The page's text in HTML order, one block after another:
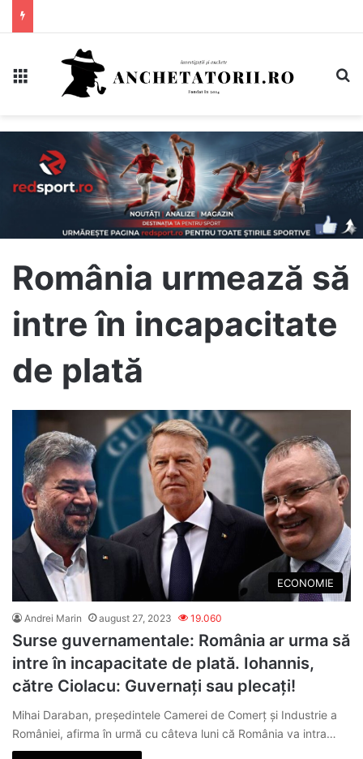
România urmează să
intre în incapacitate
de plată
ECONOMIE
Andrei Marin august 27, 2023 19.060
Surse guvernamentale: România ar urma să
intre în incapacitate de plată. Iohannis,
către Ciolacu: Guvernați sau plecați!
Mihai Daraban, președintele Camerei de Comerț și Industrie a
României, afirma în urmă cu câteva luni că România va intra…